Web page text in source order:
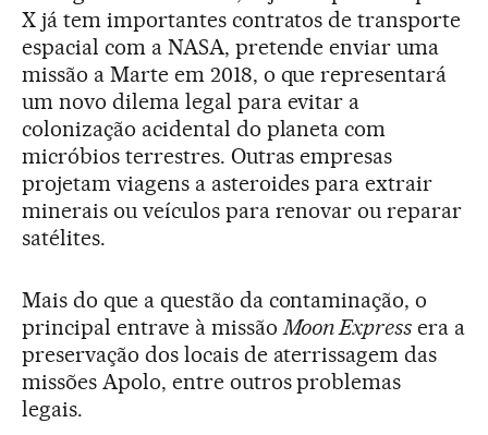
X já tem importantes contratos de transporte
espacial com a NASA, pretende enviar uma
missão a Marte em 2018, o que representará
um novo dilema legal para evitar a
colonização acidental do planeta com
micróbios terrestres. Outras empresas
projetam viagens a asteroides para extrair
minerais ou veículos para renovar ou reparar
satélites.
Mais do que a questão da contaminação, o
principal entrave à missãoMoon Express era a
preservação dos locais de aterrissagem das
missões Apolo, entre outros problemas
legais.